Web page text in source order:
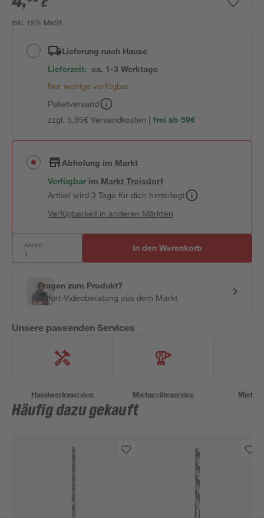
€
inkl. 19% MwSt.
Lieferung nach Hause
Lieferzeit: ca. 1-3 Werktage
Nur wenige verfügbar
Paketversand
zzgl. 5,95€ Versandkosten | frei ab 59€
Abholung im Markt
Verfügbar im MarktTroisdorf
Artikel wird 3 Tage für dich hinterlegt
Verfügbarkeit in anderen Märkten
Anzahl: In den Warenkorb
Fragen zum Produkt?
Sofort-Videoberatung aus dem Markt
Unsere passenden Services
Handwerksservice Mietgeräteservice
Häufig dazu gekauft